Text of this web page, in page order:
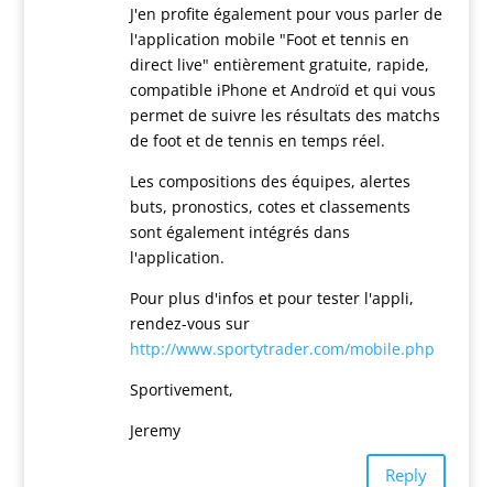
J'en profite également pour vous parler de
l'application mobile "Foot et tennis en
direct live" entièrement gratuite, rapide,
compatible iPhone et Androïd et qui vous
permet de suivre les résultats des matchs
de foot et de tennis en temps réel.
Les compositions des équipes, alertes
buts, pronostics, cotes et classements
sont également intégrés dans
l'application.
Pour plus d'infos et pour tester l'appli,
rendez-vous sur
http://www.sportytrader.com/mobile.php
Sportivement,
Jeremy
Reply